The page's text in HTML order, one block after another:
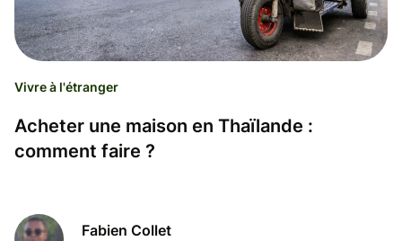
Vivre à l'étranger
Acheter une maison en Thaïlande :
comment faire ?
Fabien Collet